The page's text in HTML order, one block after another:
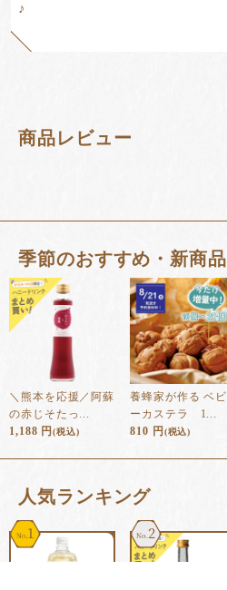
♪
商品レビュー
季節のおすすめ・新商品
＼熊本を応援／阿蘇
の赤じそたっ...
1,188 円(税込)
養蜂家が作る ベビ
ーカステラ 1...
810 円 (税込)
⼈気ランキング